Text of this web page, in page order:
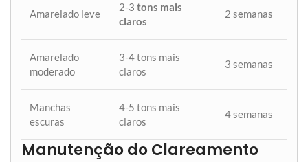
Amarelado leve
2-3 tons mais
claros
2 semanas
Amarelado
moderado
3-4 tons mais
claros
3 semanas
Manchas
escuras
4-5 tons mais
claros
4 semanas
Manutenção do Clareamento